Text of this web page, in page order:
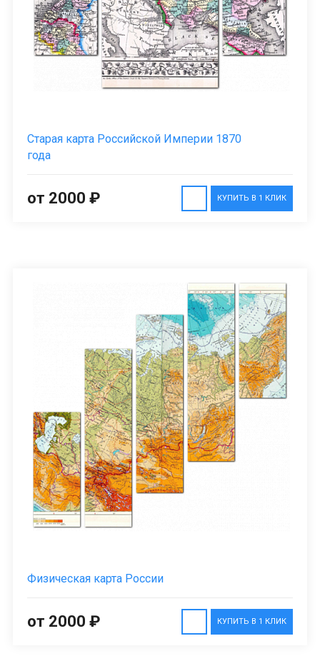
Старая карта Российской Империи 1870
года
КУПИТЬ В 1 КЛИК
от 2000 ₽
Физическая карта России
КУПИТЬ В 1 КЛИК
от 2000 ₽